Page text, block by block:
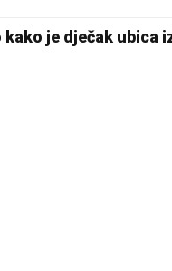
je dječak ubica